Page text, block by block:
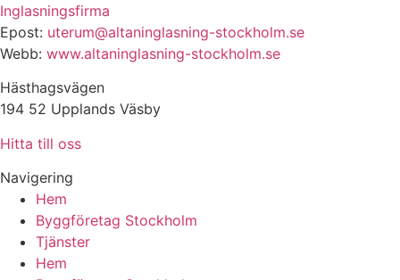
Inglasningsfirma
Epost: uterum@altaninglasning-stockholm.se
Webb: www.altaninglasning-stockholm.se
Hästhagsvägen
194 52 Upplands Väsby
Hitta till oss
Navigering
Hem
Byggföretag Stockholm
Tjänster
Hem